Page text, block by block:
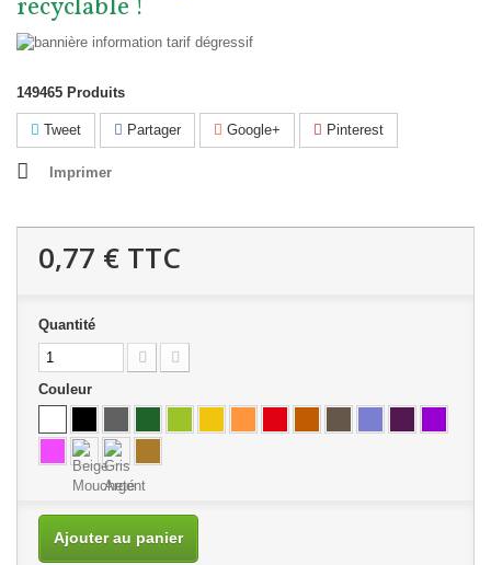
recyclable !
149465 Produits
Tweet Partager Google+ Pinterest
Imprimer
0,77 € TTC
Quantité
Couleur
Ajouter au panier